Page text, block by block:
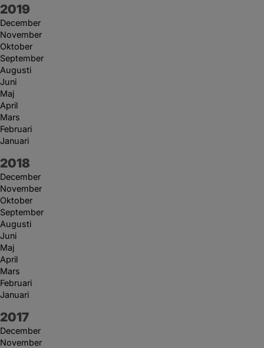
År:
2019
December
November
Oktober
September
Augusti
Juni
Maj
April
Mars
Februari
Januari
År:
2018
December
November
Oktober
September
Augusti
Juni
Maj
April
Mars
Februari
Januari
År:
2017
December
November